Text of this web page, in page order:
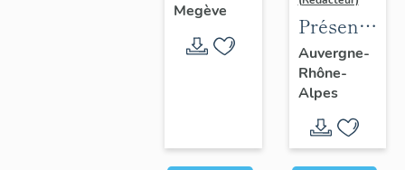
Megève
de l'aire
d'étude
du
du vitrail
Auvergne-
Rhône-
Alpes